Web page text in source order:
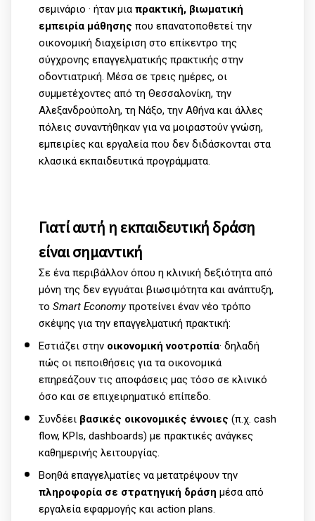
σεμινάριο · ήταν μια πρακτική, βιωματική
εμπειρία μάθησης που επανατοποθετεί την
οικονομική διαχείριση στο επίκεντρο της
σύγχρονης επαγγελματικής πρακτικής στην
οδοντιατρική. Μέσα σε τρεις ημέρες, οι
συμμετέχοντες από τη Θεσσαλονίκη, την
Αλεξανδρούπολη, τη Νάξο, την Αθήνα και άλλες
πόλεις συναντήθηκαν για να μοιραστούν γνώση,
εμπειρίες και εργαλεία που δεν διδάσκονται στα
κλασικά εκπαιδευτικά προγράμματα.
Γιατί αυτή η εκπαιδευτική δράση
είναι σημαντική
Σε ένα περιβάλλον όπου η κλινική δεξιότητα από
μόνη της δεν εγγυάται βιωσιμότητα και ανάπτυξη,
το Smart Economyπροτείνει έναν νέο τρόπο
σκέψης για την επαγγελματική πρακτική:
Εστιάζει στην οικονομική νοοτροπία· δηλαδή
πώς οι πεποιθήσεις για τα οικονομικά
επηρεάζουν τις αποφάσεις μας τόσο σε κλινικό
όσο και σε επιχειρηματικό επίπεδο.
Συνδέει βασικές οικονομικές έννοιες (π.χ. cash
flow, KPIs, dashboards) με πρακτικές ανάγκες
καθημερινής λειτουργίας.
Βοηθά επαγγελματίες να μετατρέψουν την
πληροφορία σε στρατηγική δράση μέσα από
εργαλεία εφαρμογής και action plans.